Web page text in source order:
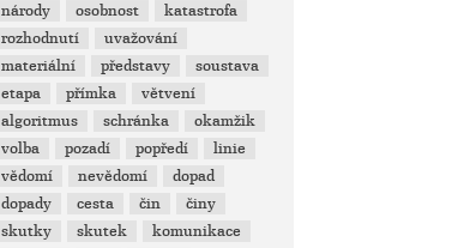
národy
osobnost
katastrofa
rozhodnutí
uvažování
materiální
představy
soustava
etapa
přímka
větvení
algoritmus
schránka
okamžik
volba
pozadí popředí
linie
vědomí
nevědomí
dopad
dopady
cesta čin
činy
skutky
skutek
komunikace